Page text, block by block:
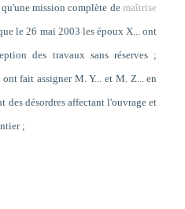
mission complète demaîtrise
le 26 mai 2003 les époux X... ont
des travaux sans réserves ;
fait assigner M. Y... et M. Z... en
des désordres affectant l'ouvrage et
;